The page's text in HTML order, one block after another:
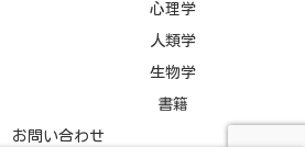
心理学
人類学
生物学
書籍
お問い合わせ